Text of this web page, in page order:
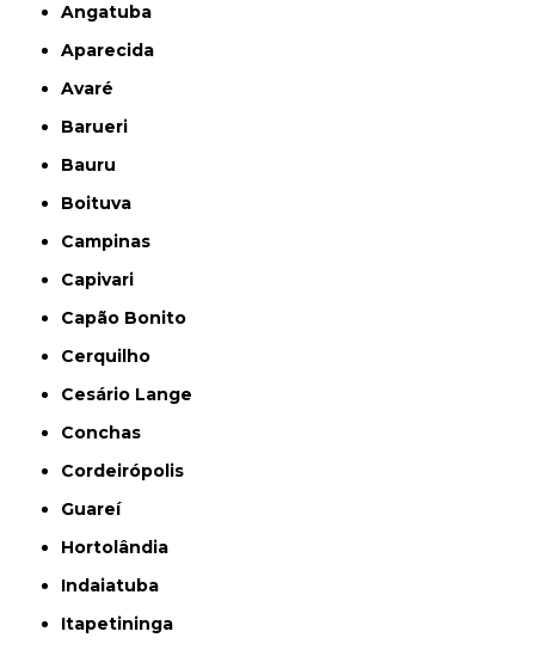
Angatuba
Aparecida
Avaré
Barueri
Bauru
Boituva
Campinas
Capivari
Capão Bonito
Cerquilho
Cesário Lange
Conchas
Cordeirópolis
Guareí
Hortolândia
Indaiatuba
Itapetininga